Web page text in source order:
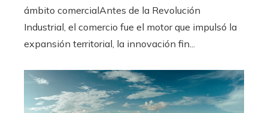
ámbito comercialAntes de la Revolución
Industrial, el comercio fue el motor que impulsó la
expansión territorial, la innovación fin...